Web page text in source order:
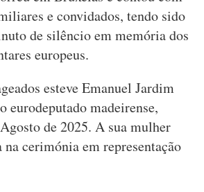
e convidados, tendo sido
de silêncio em memória dos
europeus.
esteve Emanuel Jardim
eurodeputado madeirense,
de 2025. A sua mulher
na cerimónia em representação